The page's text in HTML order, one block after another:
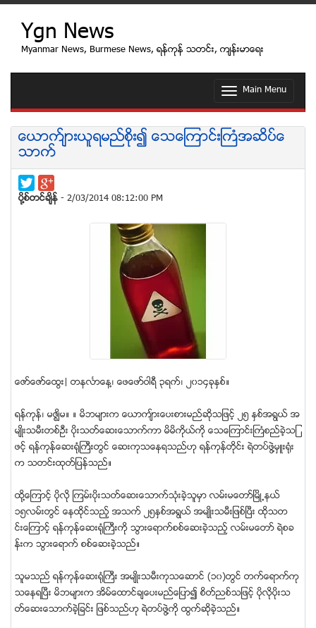
Ygn News
Myanmar News, Burmese News, ရန္ကုန္ သတင္း, က်န္းမာေရး
T
g
l
n
Main Menu
ေယာက္်ားယူရမည္စုိး၍ ေသေၾကာင္းႀကံအဆိပ္ေ
သာက္
ပုိ႔စ္တင္ခ်ိန္ - 2/03/2014 08:12:00 PM
ေဇာ္ေဇာ္ေထြး| တနလၤာေန႔၊ ေဖေဖာ္ဝါရီ ၃ရက္၊ ၂၀၁၄ခုႏွစ္။
ရန္ကုန္၊ မဇၩိမ။ ။ မိဘမ်ားက ေယာက်္ားေပးစားမည္ဆိုသျဖင့္ ၂၅ ႏွစ္အရြယ္ အ
မ်ဳိးသမီးတစ္ဦး ပိုးသတ္ေဆးေသာက္ကာ မိမိကိုယ္ကို ေသေၾကာင္းႀကံစည္ခဲ့သျ
ဖင့္ ရန္ကုန္ေဆး႐ုံႀကီးတြင္ ေဆးကုသေနရသည္ဟု ရန္ကုန္တုိင္း ရဲတပ္ဖြဲ႔မွဴး႐ုံး
က သတင္းထုတ္ျပန္သည္။
ထို႔ေၾကာင့္ ပိုလို ၾကမ္းပိုးသတ္ေဆးေသာက္သံုးခဲ့သူမွာ လမ္းမေတာ္ၿမိဳ႕နယ္
၁၅လမ္းတြင္ ေနထုိင္သည့္ အသက္ ၂၅ႏွစ္အရြယ္ အမ်ဳိးသမီးျဖစ္ၿပီး ထုိသတ
င္းေၾကာင့္ ရန္ကုန္ေဆး႐ံုႀကီးကို သြားေရာက္စစ္ေဆးခဲ့သည့္ လမ္းမေတာ္ ရဲစခ
န္းက သြားေရာက္ စစ္ေဆးခဲ့သည္။
သူမသည္ ရန္ကုန္ေဆး႐ုံႀကီး အမ်ဳိးသမီးကုသေဆာင္ (၁၀)တြင္ တက္ေရာက္ကု
သေနရၿပီး မိဘမ်ားက အိမ္ေထာင္ခ်ေပးမည္ေျပာ၍ စိတ္ညစ္သျဖင့္ ပိုလိုပိုးသ
တ္ေဆးေသာက္ခဲ့ျခင္း ျဖစ္သည္ဟု ရဲတပ္ဖြဲ႔ကို ထြက္ဆိုခဲ့သည္။